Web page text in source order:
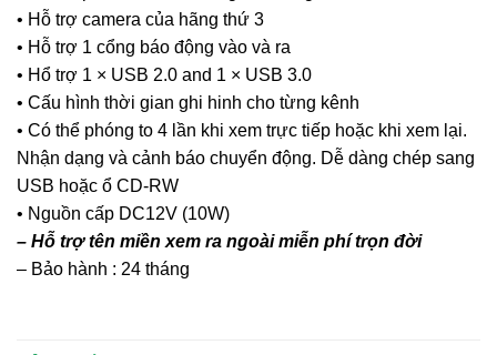
• Hỗ trợ camera của hãng thứ 3
• Hỗ trợ 1 cổng báo động vào và ra
• Hổ trợ 1 × USB 2.0 and 1 × USB 3.0
• Cấu hình thời gian ghi hinh cho từng kênh
• Có thể phóng to 4 lần khi xem trực tiếp hoặc khi xem lại.
Nhận dạng và cảnh báo chuyển động. Dễ dàng chép sang
USB hoặc ổ CD-RW
• Nguồn cấp DC12V (10W)
– Hỗ trợ tên miền xem ra ngoài miễn phí trọn đời
– Bảo hành : 24 tháng